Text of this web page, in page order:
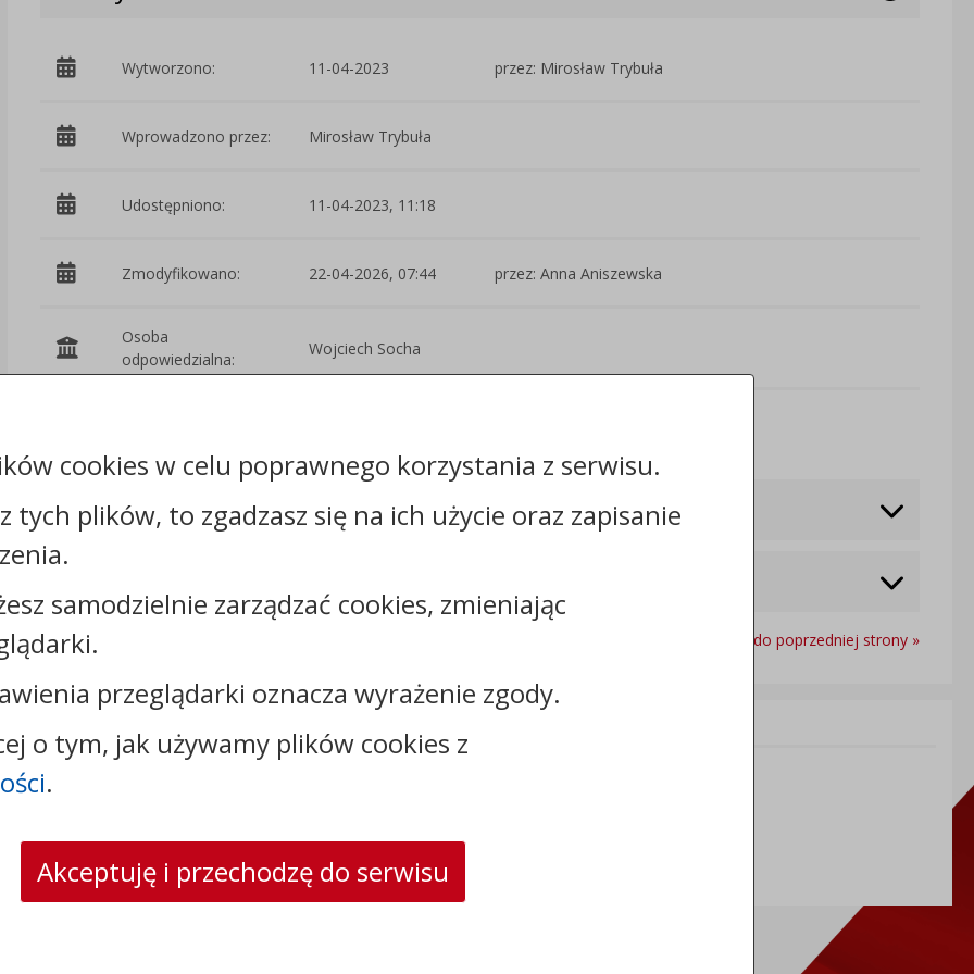
Wytworzono: 11-04-2023 przez: Mirosław Trybuła
Wprowadzono przez: Mirosław Trybuła
Udostępniono: 11-04-2023, 11:18
Zmodyfikowano: 22-04-2026, 07:44 przez: Anna Aniszewska
Osoba
odpowiedzialna:
Wojciech Socha
Załączniki
Powrót do poprzedniej strony »
tel.:
faks: +48525683102
skrytka ePUAP: /CSW/SkrytkaESP
strona www:www.csw.pl
cookies w celu poprawnego korzystania z serwisu.
tych plików, to zgadzasz się na ich użycie oraz zapisanie
samodzielnie zarządzać cookies, zmieniając
przeglądarki oznacza wyrażenie zgody.
o tym, jak używamy plików cookies z
.
Akceptuję i przechodzę do serwisu